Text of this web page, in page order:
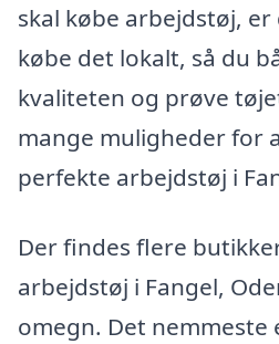
skal købe arbejdstøj,
købe det lokalt, så du
kvaliteten og prøve
mange muligheder for
perfekte arbejdstøj i
Der findes flere
arbejdstøj i Fangel,
omegn. Det